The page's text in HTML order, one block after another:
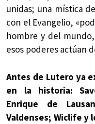
unidas; una mística
con el Evangelio,
hombre y del
esos poderes actúan
Antes de Lutero ya
en la historia:
Enrique de
Valdenses; Wiclife y